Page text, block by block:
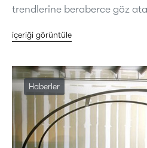
trendlerine beraberce göz
içeriği görüntüle
Haberler